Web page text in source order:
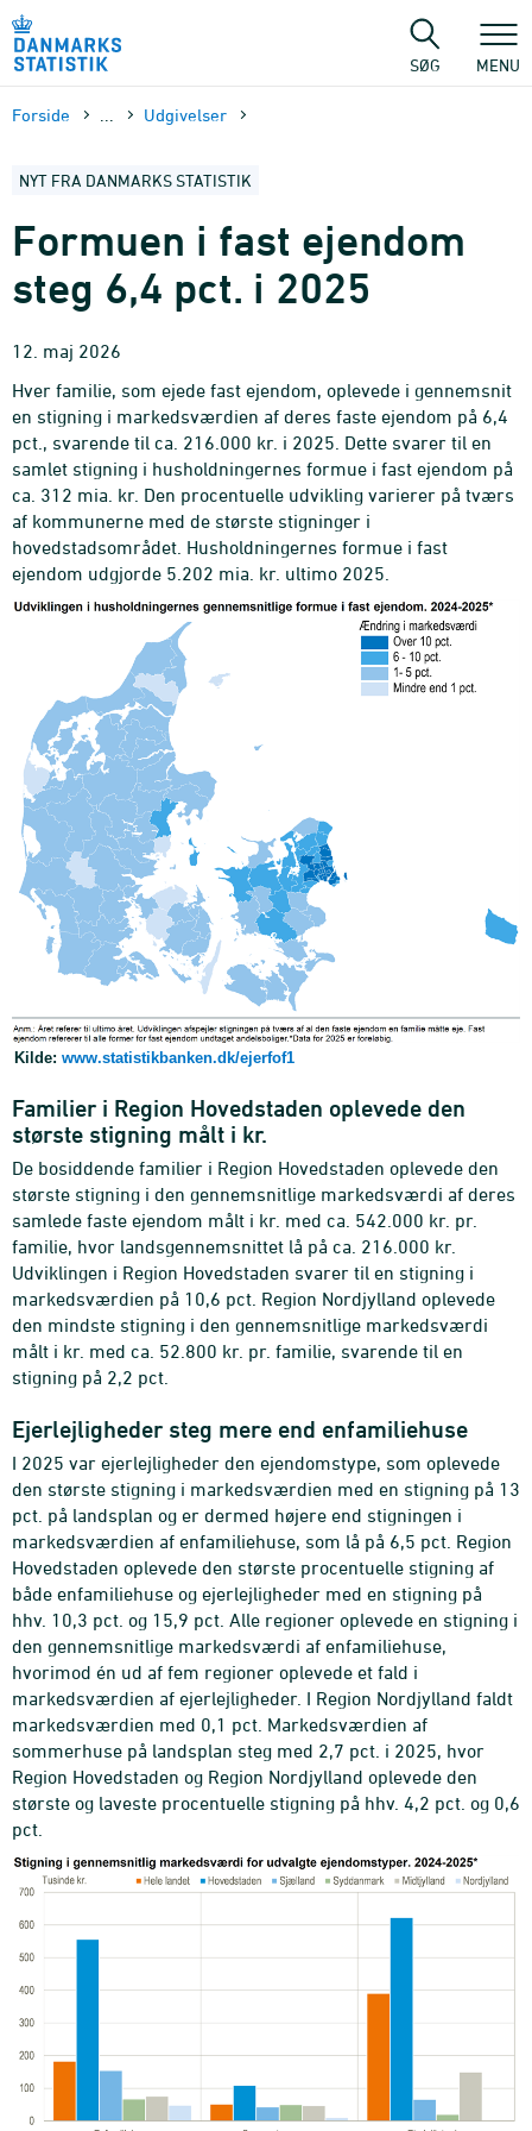
sidens
SØG MENU
Forside Udgivelser
NYT FRA DANMARKS STATISTIK
Formuen i fast ejendom
steg 6,4 pct. i 2025
12. maj 2026
Hver familie, som ejede fast ejendom, oplevede i gennemsnit
en stigning i markedsværdien af deres faste ejendom på 6,4
pct., svarende til ca. 216.000 kr. i 2025. Dette svarer til en
samlet stigning i husholdningernes formue i fast ejendom på
ca. 312 mia. kr. Den procentuelle udvikling varierer på tværs
af kommunerne med de største stigninger i
hovedstadsområdet. Husholdningernes formue i fast
ejendom udgjorde 5.202 mia. kr. ultimo 2025.
Kilde: www.statistikbanken.dk/ejerfof1
Familier i Region Hovedstaden oplevede den
største stigning målt i kr.
De bosiddende familier i Region Hovedstaden oplevede den
største stigning i den gennemsnitlige markedsværdi af deres
samlede faste ejendom målt i kr. med ca. 542.000 kr. pr.
familie, hvor landsgennemsnittet lå på ca. 216.000 kr.
Udviklingen i Region Hovedstaden svarer til en stigning i
markedsværdien på 10,6 pct. Region Nordjylland oplevede
den mindste stigning i den gennemsnitlige markedsværdi
målt i kr. med ca. 52.800 kr. pr. familie, svarende til en
stigning på 2,2 pct.
Ejerlejligheder steg mere end enfamiliehuse
I 2025 var ejerlejligheder den ejendomstype, som oplevede
den største stigning i markedsværdien med en stigning på 13
pct. på landsplan og er dermed højere end stigningen i
markedsværdien af enfamiliehuse, som lå på 6,5 pct. Region
Hovedstaden oplevede den største procentuelle stigning af
både enfamiliehuse og ejerlejligheder med en stigning på
hhv. 10,3 pct. og 15,9 pct. Alle regioner oplevede en stigning i
den gennemsnitlige markedsværdi af enfamiliehuse,
hvorimod én ud af fem regioner oplevede et fald i
markedsværdien af ejerlejligheder. I Region Nordjylland faldt
markedsværdien med 0,1 pct. Markedsværdien af
sommerhuse på landsplan steg med 2,7 pct. i 2025, hvor
Region Hovedstaden og Region Nordjylland oplevede den
største og laveste procentuelle stigning på hhv. 4,2 pct. og 0,6
pct.